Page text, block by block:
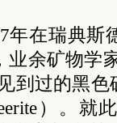
年在瑞典斯
业余矿物学
到过的黑
）。就